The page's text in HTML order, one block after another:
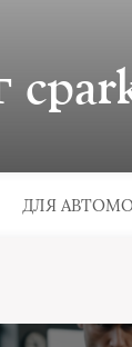
ДЛЯ